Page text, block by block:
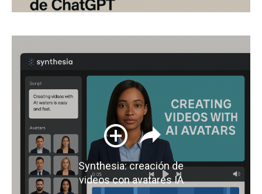
Synthesia: creación de
videos con avatares IA